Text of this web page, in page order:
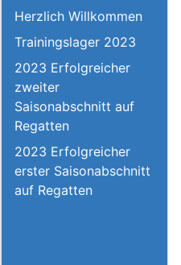
Herzlich Willkommen
Trainingslager 2023
2023 Erfolgreicher
zweiter
Saisonabschnitt auf
Regatten
2023 Erfolgreicher
erster Saisonabschnitt
auf Regatten